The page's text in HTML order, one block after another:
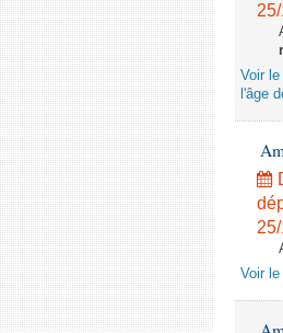
Voir
l'âge
Voir